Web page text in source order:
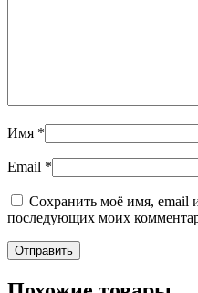
Имя *
Email *
Сохранить моё имя, email
последующих моих